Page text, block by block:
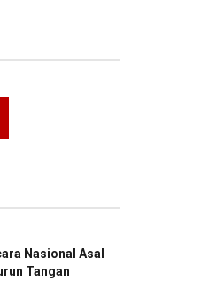
Nasional Asal
Tangan